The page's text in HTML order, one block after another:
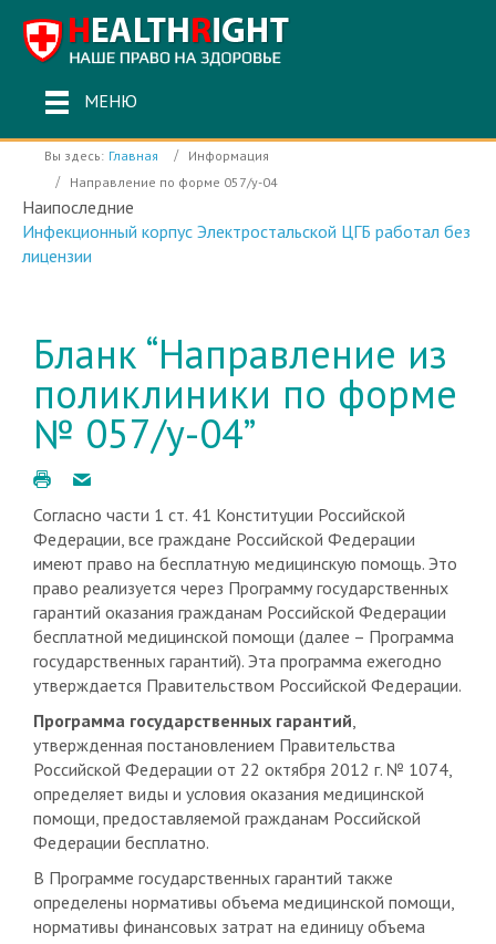
МЕНЮ
Вы здесь: Главная
Информация
Направление по форме 057/у-04
Наипоследние
Инфекционный корпус Электростальской ЦГБ работал без
лицензии
Бланк “Направление из
поликлиники по форме
№ 057/у-04”
Согласно части 1 ст. 41 Конституции Российской
Федерации, все граждане Российской Федерации
имеют право на бесплатную медицинскую помощь. Это
право реализуется через Программу государственных
гарантий оказания гражданам Российской Федерации
бесплатной медицинской помощи (далее – Программа
государственных гарантий). Эта программа ежегодно
утверждается Правительством Российской Федерации.
Программа государственных гарантий
утвержденная постановлением Правительства
Российской Федерации от 22 октября 2012 г. № 1074,
определяет виды и условия оказания медицинской
помощи, предоставляемой гражданам Российской
Федерации бесплатно.
В Программе государственных гарантий также
определены нормативы объема медицинской помощи,
нормативы финансовых затрат на единицу объема